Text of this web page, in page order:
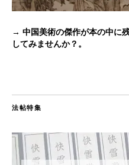
→ 中国美術の傑作が本の中に
してみませんか？。
法帖特集